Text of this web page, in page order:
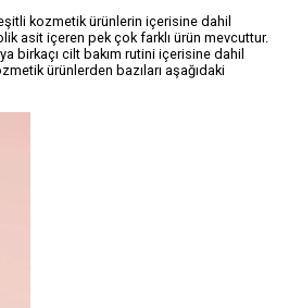
kozmetik ürünlerin içerisine dahil
asit içeren pek çok farklı ürün mevcuttur.
birkaçı cilt bakım rutini içerisine dahil
ürünlerden bazıları aşağıdaki